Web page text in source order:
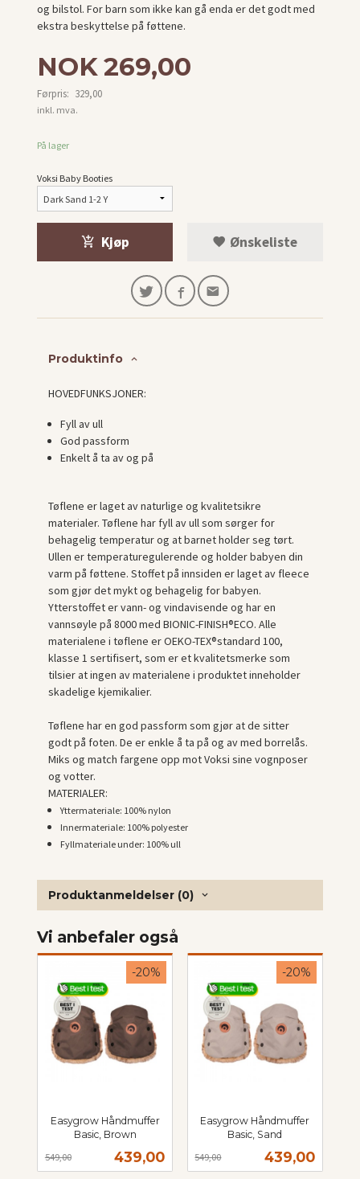
og bilstol. For barn som ikke kan gå enda er det godt med
ekstra beskyttelse på føttene.
Tilbud
NOK269,00
Førpris: 329,00
Rabatt
inkl. mva.
På lager
Voksi Baby Booties
Kjøp Ønskeliste
Produktinfo
HOVEDFUNKSJONER:
Fyll av ull
God passform
Enkelt å ta av og på
Tøflene er laget av naturlige og kvalitetsikre
materialer. Tøflene har fyll av ull som sørger for
behagelig temperatur og at barnet holder seg tørt.
Ullen er temperaturegulerende og holder babyen din
varm på føttene. Stoffet på innsiden er laget av fleece
som gjør det mykt og behagelig for babyen.
Ytterstoffet er vann- og vindavisende og har en
vannsøyle på 8000 med BIONIC-FINISH®ECO. Alle
materialene i tøflene er OEKO-TEX®standard 100,
klasse 1 sertifisert, som er et kvalitetsmerke som
tilsier at ingen av materialene i produktet inneholder
skadelige kjemikalier.
Tøflene har en god passform som gjør at de sitter
godt på foten. De er enkle å ta på og av med borrelås.
Miks og match fargene opp mot Voksi sine vognposer
og votter.
MATERIALER:
Yttermateriale: 100% nylon
Innermateriale: 100% polyester
Fyllmateriale under: 100% ull
Produktanmeldelser (0)
Vi anbefaler også
Easygrow Håndmuffer
Basic, Brown
Tilbud
439,00
549,00
-20%
mva.
Easygrow Håndmuffer
Basic, Sand
Tilbud
439,00
549,00
-20%
mva.